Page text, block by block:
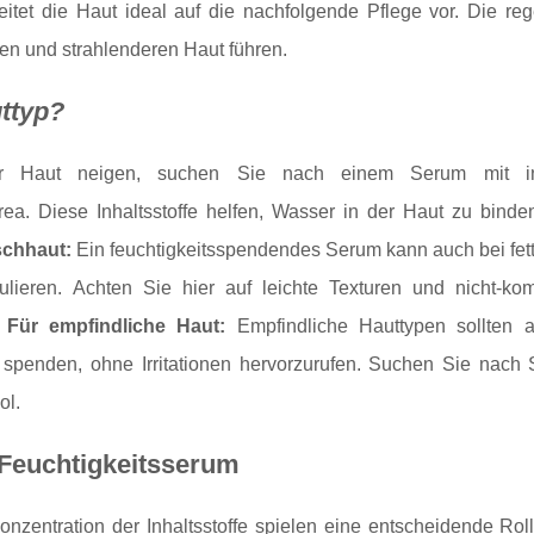
die Haut ideal auf die nachfolgende Pflege vor. Die
und strahlenderen Haut führen.
neigen, suchen Sie nach einem Serum mit
Diese Inhaltsstoffe helfen, Wasser in der Haut zu
Ein feuchtigkeitsspendendes Serum kann auch bei
Achten Sie hier auf leichte Texturen und nicht-
Für empfindliche Haut: Empfindliche Hauttypen sollten
ohne Irritationen hervorzurufen. Suchen Sie nach
der Inhaltsstoffe spielen eine entscheidende